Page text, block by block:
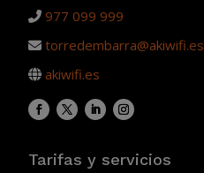
977 099 999
torredembarra@akiwifi.es
akiwifi.es
Tarifas y servicios